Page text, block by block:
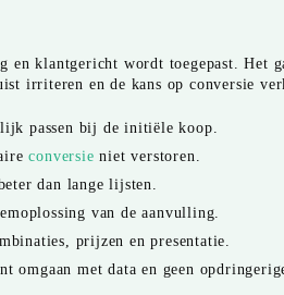
klantgericht wordt toegepast. Het
irriteren en de kans op conversie
passen bij de initiële koop.
conversie niet verstoren.
dan lange lijsten.
van de aanvulling.
prijzen en presentatie.
omgaan met data en geen